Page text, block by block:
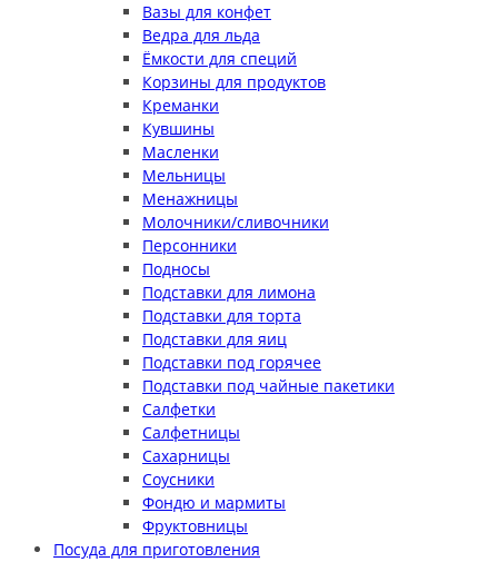
Вазы для конфет
Ведра для льда
Ёмкости для специй
Корзины для продуктов
Креманки
Кувшины
Масленки
Мельницы
Менажницы
Молочники/сливочники
Персонники
Подносы
Подставки для лимона
Подставки для торта
Подставки для яиц
Подставки под горячее
Подставки под чайные пакетики
Салфетки
Салфетницы
Сахарницы
Соусники
Фондю и мармиты
Фруктовницы
Посуда для приготовления